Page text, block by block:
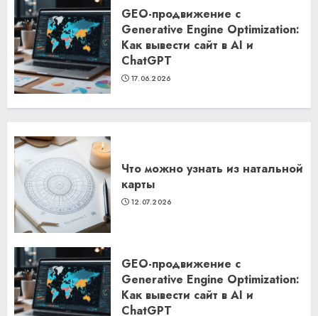
GEO-продвижение с
Generative Engine Optimization:
Как вывести сайт в AI и
ChatGPT
17.06.2026
Что можно узнать из натальной
карты
12.07.2026
GEO-продвижение с
Generative Engine Optimization:
Как вывести сайт в AI и
ChatGPT